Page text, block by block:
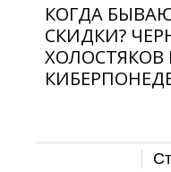
КОГДА
СКИДКИ?
ХОЛОСТЯКОВ